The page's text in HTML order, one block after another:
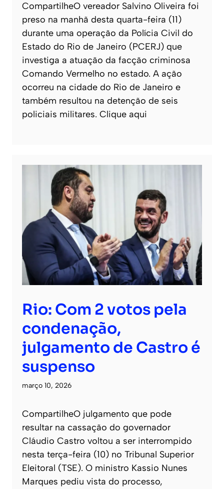
CompartilheO vereador Salvino Oliveira foi
preso na manhã desta quarta-feira (11)
durante uma operação da Polícia Civil do
Estado do Rio de Janeiro (PCERJ) que
investiga a atuação da facção criminosa
Comando Vermelho no estado. A ação
ocorreu na cidade do Rio de Janeiro e
também resultou na detenção de seis
policiais militares. Clique aqui
Rio: Com 2 votos pela
condenação,
julgamento de Castro é
suspenso
março 10, 2026
CompartilheO julgamento que pode
resultar na cassação do governador
Cláudio Castro voltou a ser interrompido
nesta terça-feira (10) no Tribunal Superior
Eleitoral (TSE). O ministro Kassio Nunes
Marques pediu vista do processo,